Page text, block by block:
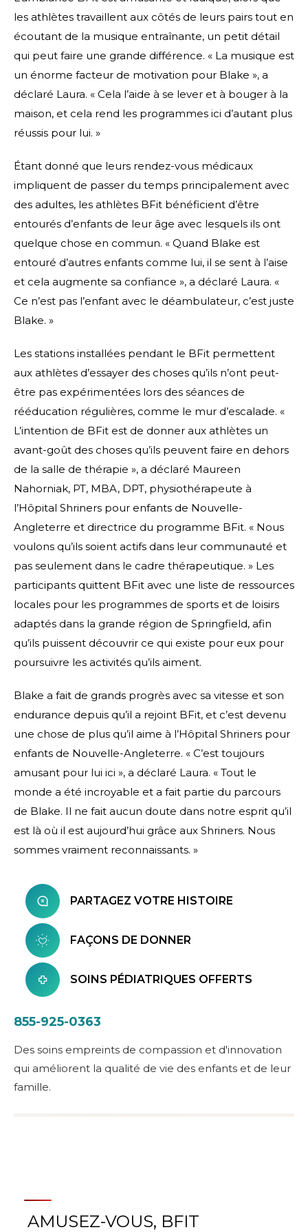
les athlètes travaillent aux côtés de leurs pairs tout en
écoutant de la musique entraînante, un petit détail
qui peut faire une grande différence. « La musique est
un énorme facteur de motivation pour Blake », a
déclaré Laura. « Cela l’aide à se lever et à bouger à la
maison, et cela rend les programmes ici d’autant plus
réussis pour lui. »
Étant donné que leurs rendez-vous médicaux
impliquent de passer du temps principalement avec
des adultes, les athlètes BFit bénéficient d’être
entourés d’enfants de leur âge avec lesquels ils ont
quelque chose en commun. « Quand Blake est
entouré d’autres enfants comme lui, il se sent à l’aise
et cela augmente sa confiance », a déclaré Laura. «
Ce n’est pas l’enfant avec le déambulateur, c’est juste
Blake. »
Les stations installées pendant le BFit permettent
aux athlètes d’essayer des choses qu’ils n’ont peut-
être pas expérimentées lors des séances de
rééducation régulières, comme le mur d’escalade. «
L’intention de BFit est de donner aux athlètes un
avant-goût des choses qu’ils peuvent faire en dehors
de la salle de thérapie », a déclaré Maureen
Nahorniak, PT, MBA, DPT, physiothérapeute à
l’Hôpital Shriners pour enfants de Nouvelle-
Angleterre et directrice du programme BFit. « Nous
voulons qu’ils soient actifs dans leur communauté et
pas seulement dans le cadre thérapeutique. » Les
participants quittent BFit avec une liste de ressources
locales pour les programmes de sports et de loisirs
adaptés dans la grande région de Springfield, afin
qu’ils puissent découvrir ce qui existe pour eux pour
poursuivre les activités qu’ils aiment.
Blake a fait de grands progrès avec sa vitesse et son
endurance depuis qu’il a rejoint BFit, et c’est devenu
une chose de plus qu’il aime à l’Hôpital Shriners pour
enfants de Nouvelle-Angleterre. « C’est toujours
amusant pour lui ici », a déclaré Laura. « Tout le
monde a été incroyable et a fait partie du parcours
de Blake. Il ne fait aucun doute dans notre esprit qu’il
est là où il est aujourd’hui grâce aux Shriners. Nous
sommes vraiment reconnaissants. »
PARTAGEZ VOTRE HISTOIRE
FAÇONS DE DONNER
SOINS PÉDIATRIQUES OFFERTS
855-925-0363
Des soins empreints de compassion et d'innovation
qui améliorent la qualité de vie des enfants et de leur
famille.
AMUSEZ-VOUS, BFIT